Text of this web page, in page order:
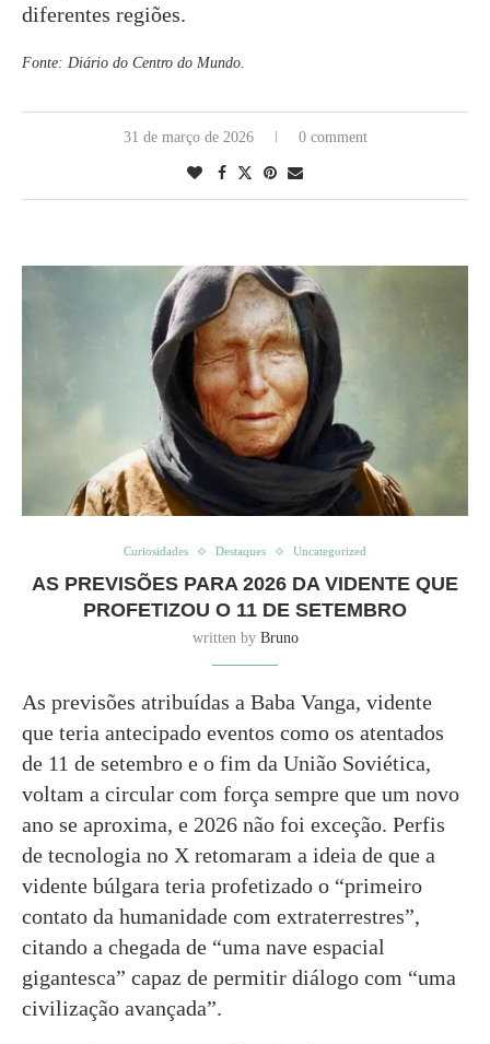
diferentes regiões.
Fonte: Diário do Centro do Mundo.
31 de março de 2026 0 comment
Curiosidades Destaques Uncategorized
AS PREVISÕES PARA 2026 DA VIDENTE QUE
PROFETIZOU O 11 DE SETEMBRO
written by Bruno
As previsões atribuídas a Baba Vanga, vidente
que teria antecipado eventos como os atentados
de 11 de setembro e o fim da União Soviética,
voltam a circular com força sempre que um novo
ano se aproxima, e 2026 não foi exceção. Perfis
de tecnologia no X retomaram a ideia de que a
vidente búlgara teria profetizado o “primeiro
contato da humanidade com extraterrestres”,
citando a chegada de “uma nave espacial
gigantesca” capaz de permitir diálogo com “uma
civilização avançada”.